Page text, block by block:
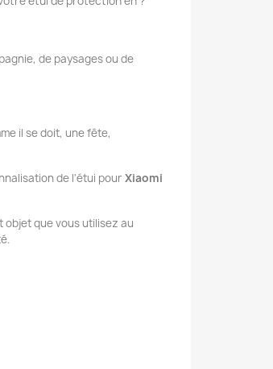
de paysages ou de
il se doit, une fête,
de l'étui pour Xiaomi
objet que vous utilisez au